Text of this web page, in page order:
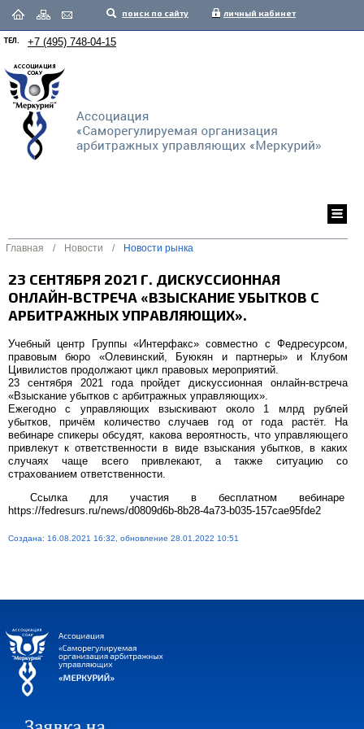
поиск по сайту личный кабинет
ТЕЛ. +7 (495) 748-04-15
Главная / Новости / Новости рынка
23 СЕНТЯБРЯ 2021 Г. ДИСКУССИОННАЯ
ОНЛАЙН-ВСТРЕЧА «ВЗЫСКАНИЕ УБЫТКОВ С
АРБИТРАЖНЫХ УПРАВЛЯЮЩИХ».
Учебный центр Группы «Интерфакс» совместно с Федресурсом,
правовым бюро «Олевинский, Буюкян и партнеры» и Клубом
Цивилистов продолжают цикл правовых мероприятий.
23 сентября 2021 года пройдет дискуссионная онлайн-встреча
«Взыскание убытков с арбитражных управляющих».
Ежегодно с управляющих взыскивают около 1 млрд рублей
убытков, причём количество случаев год от года растёт. На
вебинаре спикеры обсудят, какова вероятность, что управляющего
привлекут к ответственности в виде взыскания убытков, в каких
случаях чаще всего привлекают, а также ситуацию со
страхованием ответственности.
Ссылка для участия в бесплатном вебинаре
https://fedresurs.ru/news/d0809d6b-8b28-4a73-b035-157cae95fde2
Создана: 16.08.2021 16:32, обновление 28.01.2022 10:51